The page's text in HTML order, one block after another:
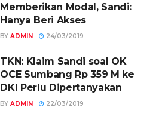
Memberikan Modal, Sandi:
Hanya Beri Akses
BY ADMIN 24/03/2019
TKN: Klaim Sandi soal OK
OCE Sumbang Rp 359 M ke
DKI Perlu Dipertanyakan
BY ADMIN 22/03/2019